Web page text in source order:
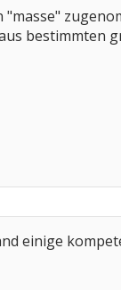
bestimmten
einige